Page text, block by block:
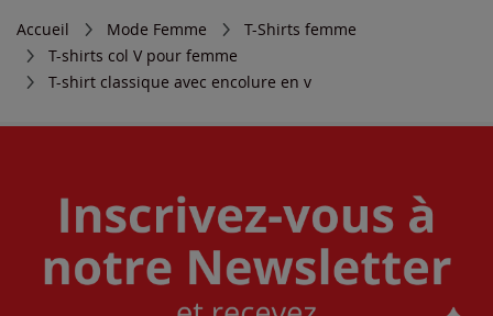
Accueil Mode Femme
T-Shirts femme
T-shirts col V pour femme
T-shirt classique avec encolure en v